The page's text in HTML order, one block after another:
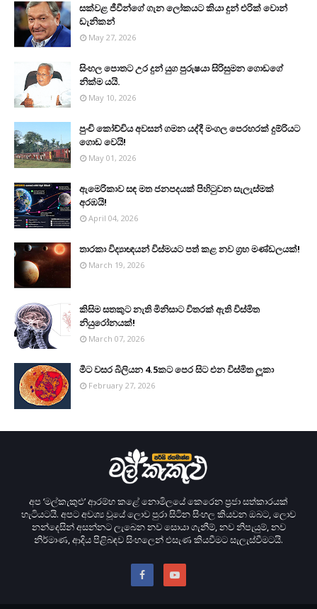
සක්වළ ජීවීන්ගේ ගැන ලෝකයට කියා දුන් එරික් වොන්
ඩැනිකන්
May 27, 2026
සිංහල පොතට උර දුන් යුග පුරුෂයා සිරිසුමන ගොඩගේ
නික්ම යයි.
May 10, 2026
පුංචි කෝච්චිය අවසන් ගමන යද්දී මංගල පෙරහරක් දුම්රියට
ගොඩ වෙයි!
May 01, 2026
ඇමෙරිකාව සඳ මත ජනපදයක් පිහිටුවන සැලැස්මක්
අරඹයි!
April 04, 2026
තාරකා විද්‍යාඥයන් විස්මයට පත් කළ නව ග්‍රහ මණ්ඩලයක්!
March 19, 2026
කිසිම සතකුට නැති මිනිසාට විතරක් ඇති විස්මිත
නියුරෝනයක්!
March 07, 2026
මීට වසර බිලියන 4.5කට පෙර සිට එන විස්මිත ලූකා
February 27, 2026
අප ‘මල්කැකුළු’ ආරම්භ කළේ නොමිලයේ කෙරෙන ප‍්‍රජා සත්කාරයක්
හැටියටයි. අපට අවශ්‍ය වූයේ ලොව පුරා සිටින සිංහල කියවන ඔබට, ලොව
නන්දෙසින් අසන්නට ලැබෙන නව සොයා ගැනීම්, නව නිපැයුම්, නව
නිර්මාණ, ආදිය පිළිබඳව සිංහලෙන් එසැණ කියවීමට සැලැස්වීමටයි.